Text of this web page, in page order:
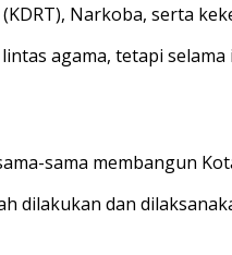
Narkoba, serta
agama, tetapi
sama membangun
dilakukan dan